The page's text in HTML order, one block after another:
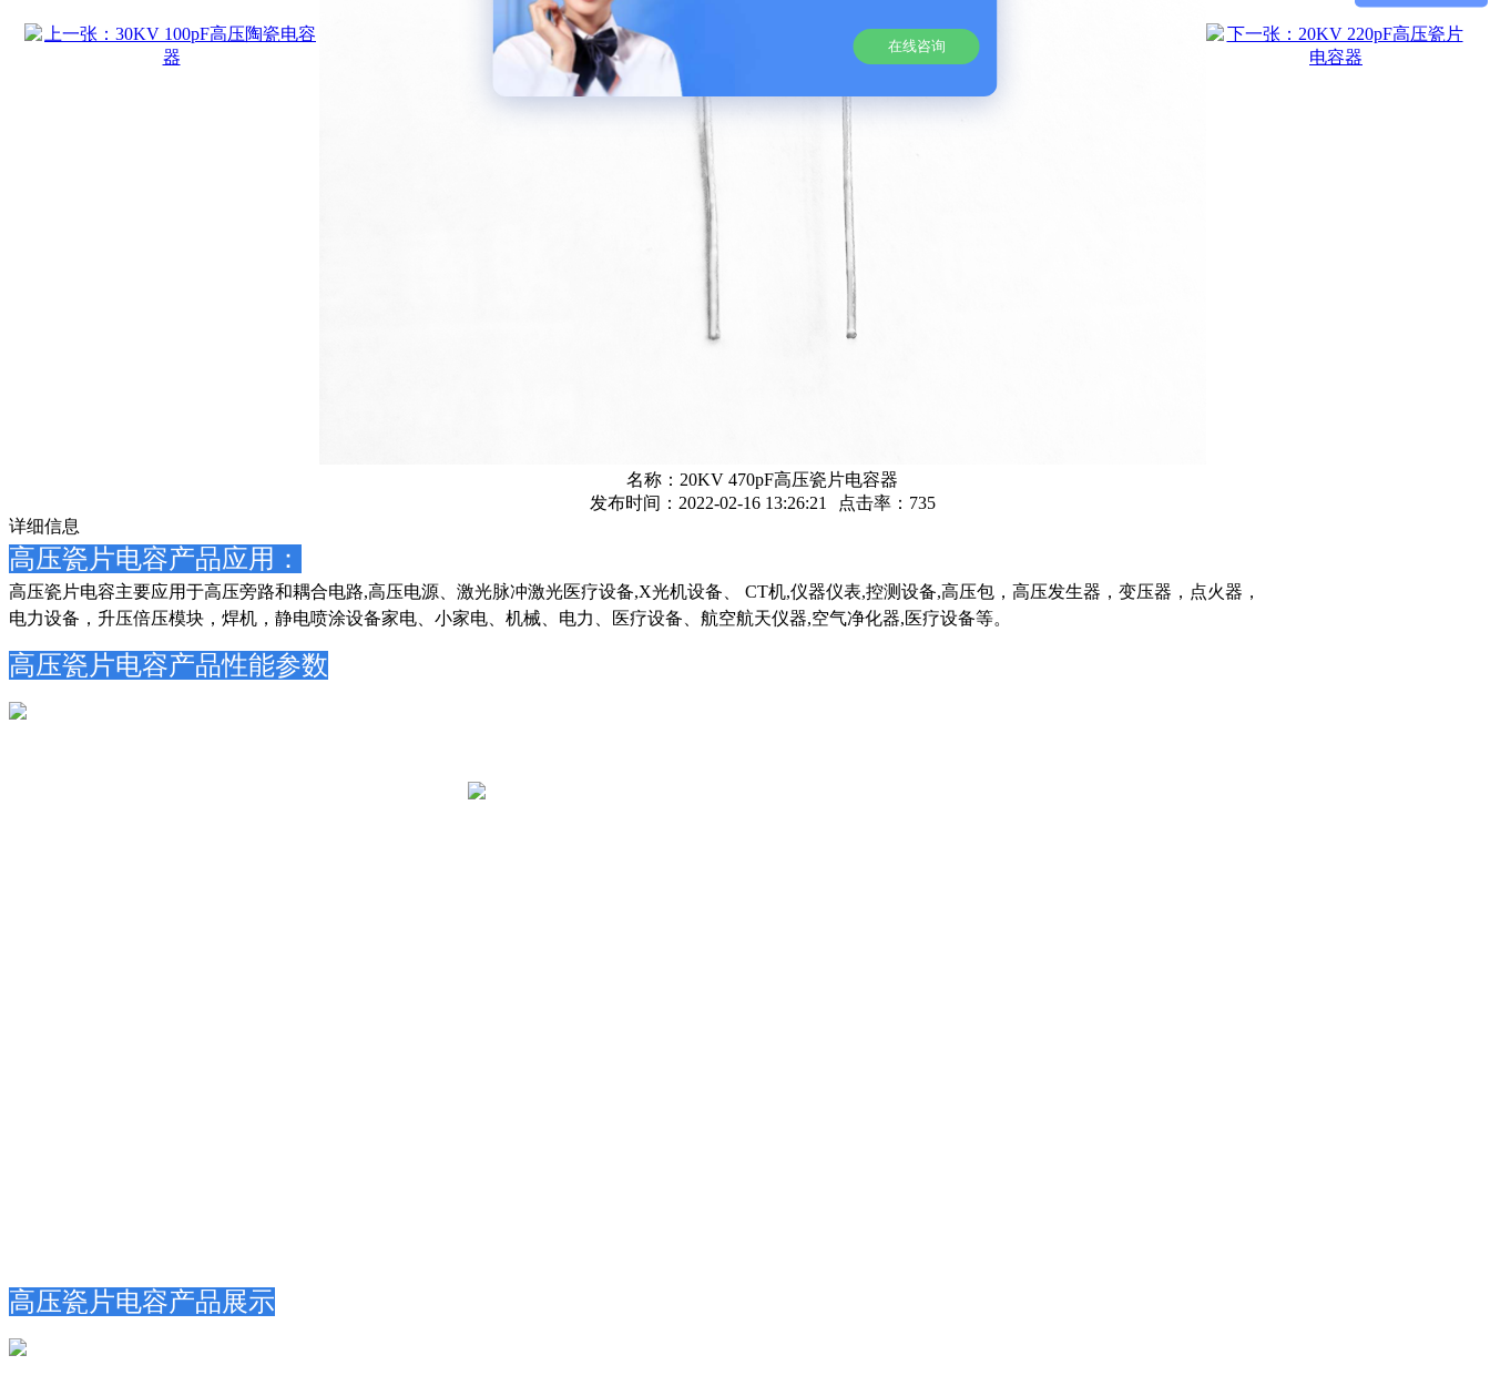
名称： 20KV 470pF高压瓷片电容器
发布时间：2022-02-16 13:26:21
点击率： 735
详细信息
高压瓷片电容产品应用：
高压瓷片电容主要应用于高压旁路和耦合电路,高压电源、激光脉冲激光医疗设备,X光机设备、 CT机,仪器仪表,控测设备,高压包，高压发生器，变压器，点火器，
电力设备，升压倍压模块，焊机，静电喷涂设备家电、小家电、机械、电力、医疗设备、航空航天仪器,空气净化器,医疗设备等。
高压瓷片电容产品性能参数
高压瓷片电容产品展示
在线咨询